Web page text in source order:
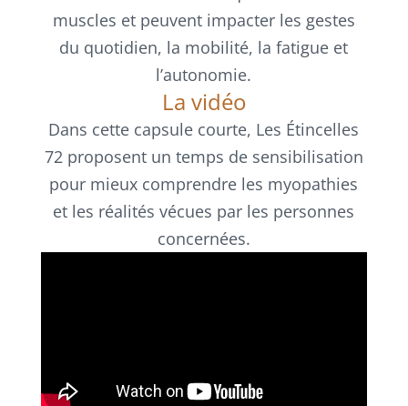
muscles et peuvent impacter les gestes
du quotidien, la mobilité, la fatigue et
l’autonomie.
La vidéo
Dans cette capsule courte, Les Étincelles
72 proposent un temps de sensibilisation
pour mieux comprendre les myopathies
et les réalités vécues par les personnes
concernées.